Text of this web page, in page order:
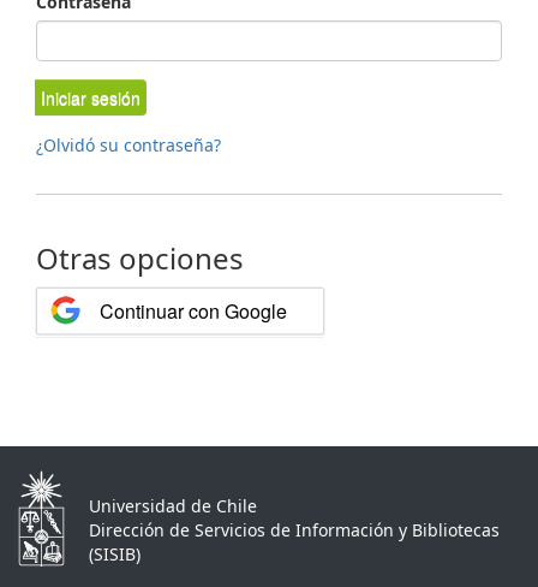
Iniciar sesión
¿Olvidó su contraseña?
Otras opciones
Continuar con Google
Universidad de Chile
Dirección de Servicios de Información y Bibliotecas
(SISIB)